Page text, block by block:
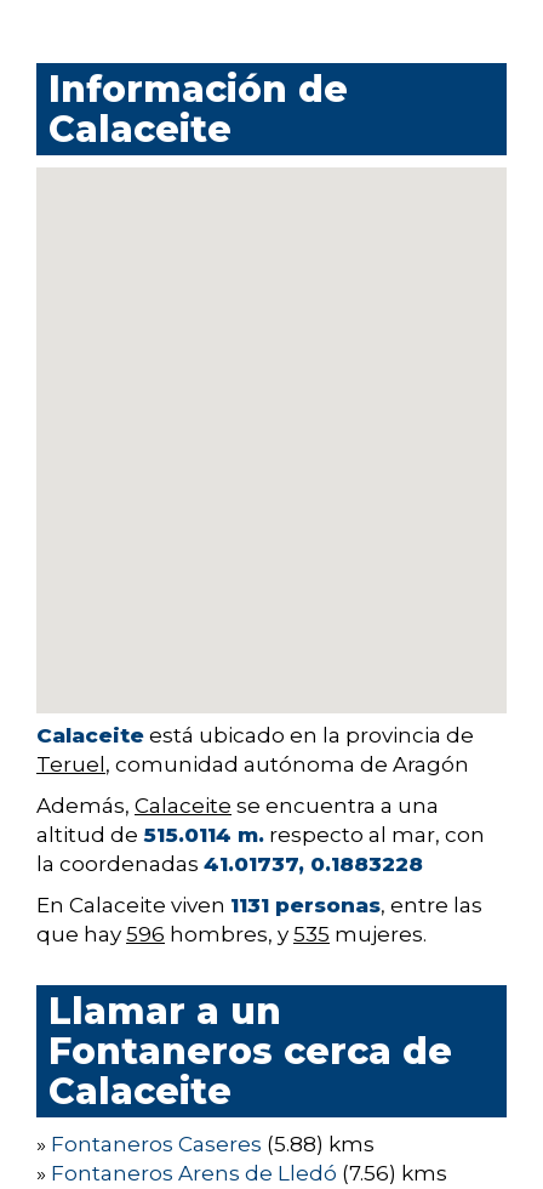
Información de
Calaceite
Calaceite está ubicado en la provincia de
Teruel , comunidad autónoma de Aragón
Además, Calaceite se encuentra a una
altitud de 515.0114 m. respecto al mar, con
la coordenadas 41.01737, 0.1883228
En Calaceite viven 1131 personas, entre las
que hay 596 hombres, y 535 mujeres.
Llamar a un
Fontaneros cerca de
Calaceite
» Fontaneros Caseres (5.88) kms
» Fontaneros Arens de Lledó (7.56) kms